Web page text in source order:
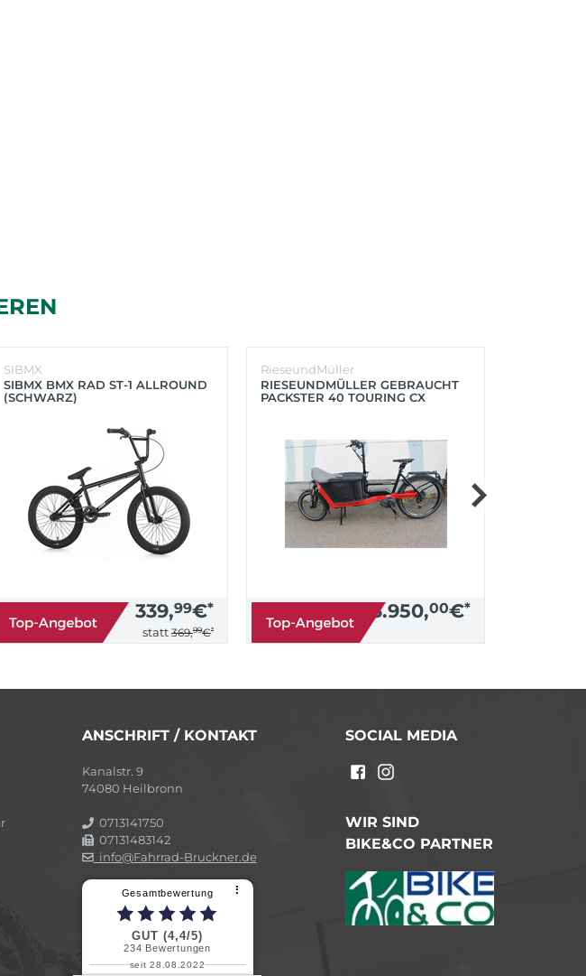
SIBMX
SIBMX BMX RAD ST-1 ALLROUND
(SCHWARZ)
339,99€*
statt 369,99€*
RieseundMüller
RIESEUNDMÜLLER GEBRAUCHT
PACKSTER 40 TOURING CX
3.950,00€*
ANSCHRIFT / KONTAKT
Kanalstr. 9
74080 Heilbronn
0713141750
07131483142
info@Fahrrad-Bruckner.de
Gesamtbewertung ⠇
GUT (4,4/5)
234 Bewertungen
seit 28.08.2022
SOCIAL MEDIA
WIR SIND
BIKE&CO PARTNER